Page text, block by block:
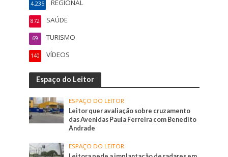
REGIONAL
4.235
SAÚDE
872
TURISMO
69
VÍDEOS
140
Espaço do Leitor
ESPAÇO DO LEITOR
Leitor quer avaliação sobre cruzamento
das Avenidas Paula Ferreira com Benedito
Andrade
ESPAÇO DO LEITOR